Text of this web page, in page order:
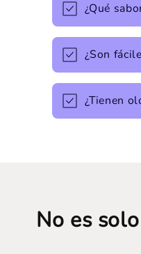
¿Qué
¿Son
¿Tienen
No es